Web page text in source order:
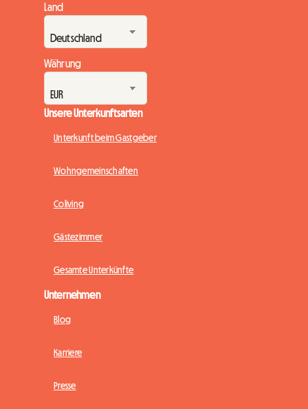
Land
Währung
Unsere Unterkunftsarten
Unterkunft beim Gastgeber
Wohngemeinschaften
Coliving
Gästezimmer
Gesamte Unterkünfte
Unternehmen
Blog
Karriere
Presse